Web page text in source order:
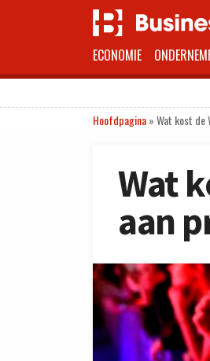
ECONOMIE
Hoofdpagina»Wat kost de
Wat
aan